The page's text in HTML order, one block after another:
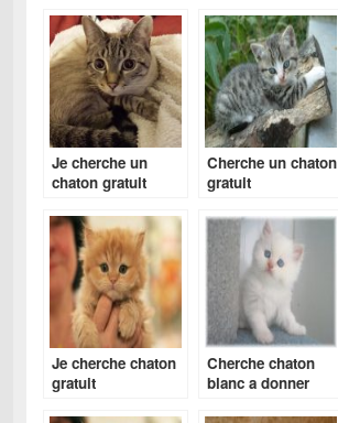
Je cherche un
chaton gratuit
Cherche un chaton
gratuit
Je cherche chaton
gratuit
Cherche chaton
blanc a donner